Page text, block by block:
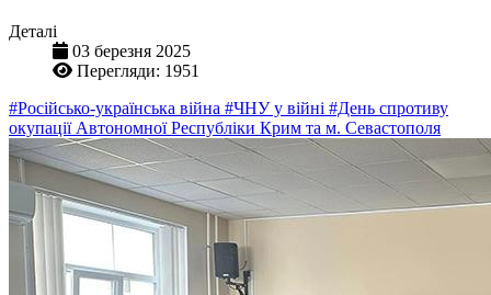
Деталі
03 березня 2025
Перегляди: 1951
#Російсько-українська війна #ЧНУ у війні #День спротиву
окупації Автономної Республіки Крим та м. Севастополя